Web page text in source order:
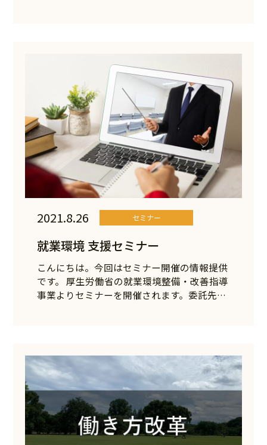
2021.8.26 セミナー
就業環境 支援セミナー
こんにちは。今回はセミナー開催の情報提供
です。 厚生労働省の就業環境整備・改善指導
事業よりセミナーを開催されます。委託先…